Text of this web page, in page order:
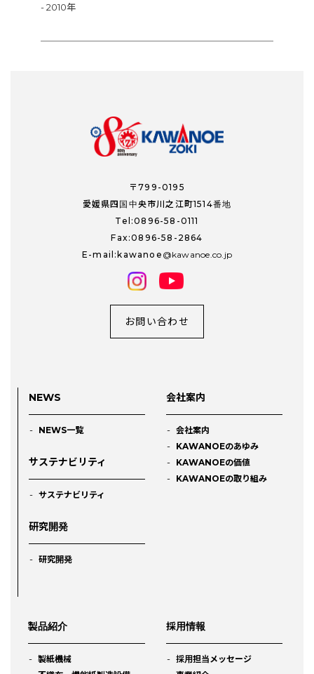
2010年
〒799-0195
愛媛県四国中央市川之江町1514番地
Tel:0896-58-0111
Fax:0896-58-2864
E-mail:kawanoe
kawanoe.co.jp
お問い合わせ
NEWS
NEWS一覧
サステナビリティ
サステナビリティ
研究開発
研究開発
会社案内
会社案内
KAWANOEのあゆみ
KAWANOEの価値
KAWANOEの取り組み
製品紹介
製紙機械
採用情報
採用担当メッセージ